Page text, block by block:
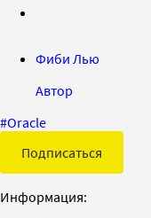
Фиби Лью
Автор
#Oracle
Подписаться
Информация: